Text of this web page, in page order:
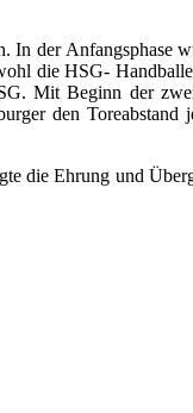
der Anfangsphase
die HSG-
Mit Beginn der
den Toreabstand
die Ehrung und